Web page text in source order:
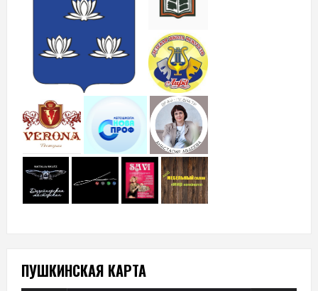
ПУШКИНСКАЯ КАРТА